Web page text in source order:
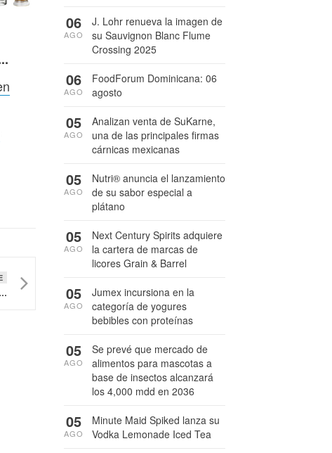
CORBION PRESENTA REFORMULACIÓN DE SUS ETIQUETAS LIMPIAS
J. Lohr renueva la imagen de
su Sauvignon Blanc Flume
Crossing 2025
06
AGO
FoodForum Dominicana: 06
agosto
06
AGO
Analizan venta de SuKarne,
una de las principales firmas
cárnicas mexicanas
05
AGO
Nutri® anuncia el lanzamiento
de su sabor especial a
plátano
05
AGO
Next Century Spirits adquiere
la cartera de marcas de
licores Grain & Barrel
05
AGO
Jumex incursiona en la
categoría de yogures
bebibles con proteínas
05
AGO
Se prevé que mercado de
alimentos para mascotas a
base de insectos alcanzará
los 4,000 mdd en 2036
05
AGO
Minute Maid Spiked lanza su
Vodka Lemonade Iced Tea
05
AGO